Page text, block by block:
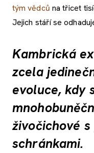
tým vědců na třicet
Jejich stáří se
Kambrická
zcela
evoluce, kdy
živočichové
schránkami.